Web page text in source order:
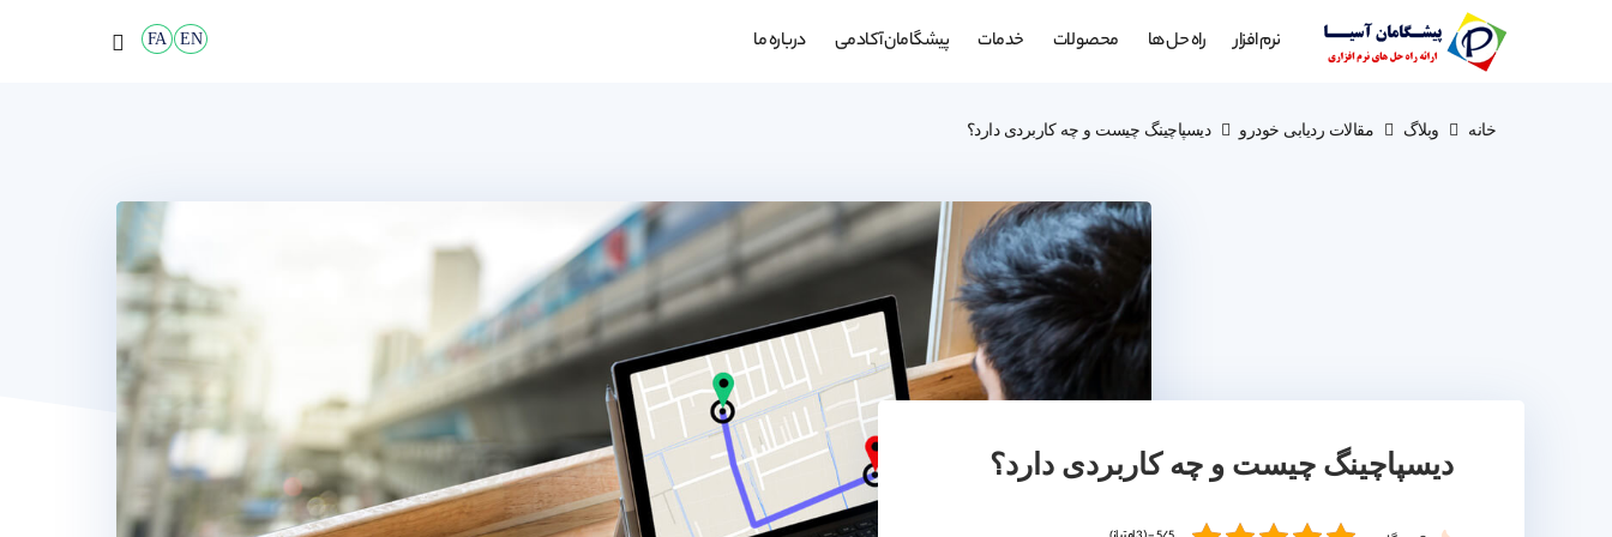
نرم افزار راه حل ها محصولات خدمات پیشگامان آکادمی درباره ما FA EN
خانه وبلاگ مقالات ردیابی خودرو دیسپاچینگ چیست و چه کاربردی دارد؟
دیسپاچینگ چیست و چه کاربردی دارد؟